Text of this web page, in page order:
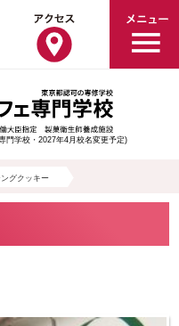
門学校・2027年4月校名変更予定)
ングクッキー